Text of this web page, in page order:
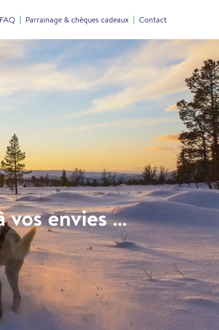
FAQ Parrainage & chèques cadeaux Contact
vos envies …